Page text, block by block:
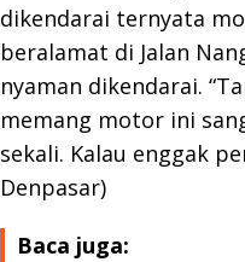
dikendarai ternyata
beralamat di Jalan
nyaman dikendarai.
memang motor ini
sekali. Kalau enggak
Denpasar)
Baca juga: